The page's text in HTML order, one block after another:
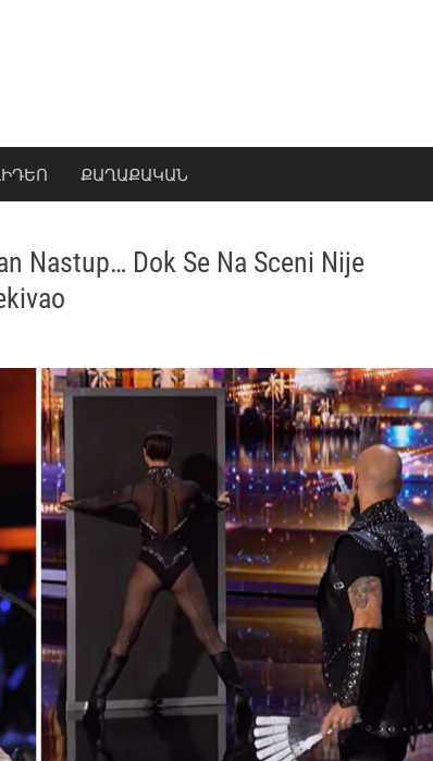
ՔԱՂԱՔԱԿԱՆ
Nastup… Dok Se Na Sceni Nije